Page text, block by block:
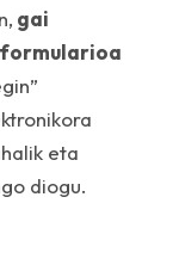
gai
formularioa
eta
diogu.